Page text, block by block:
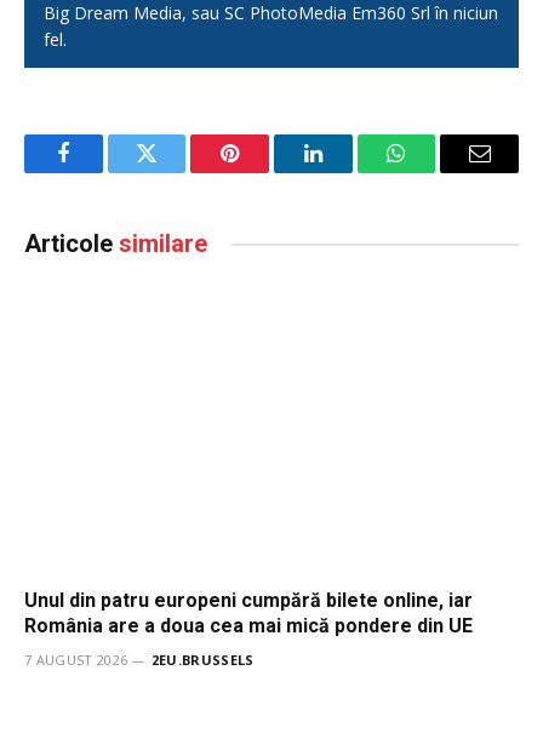
Big Dream Media, sau SC PhotoMedia Em360 Srl în niciun
fel.
FacebookTwitter Pinterest LinkedInWhatsAppEmail
Articole similare
Unul din patru europeni cumpără bilete online, iar
România are a doua cea mai mică pondere din UE
7 AUGUST 2026 2EU.BRUSSELS